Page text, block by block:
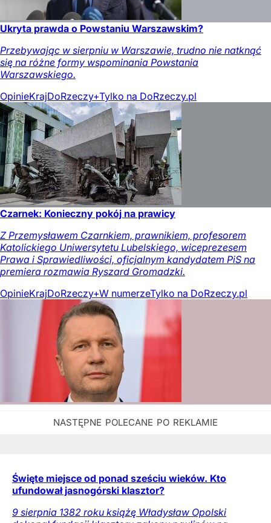
Ukryta prawda o Powstaniu Warszawskim?
Przebywając w sierpniu w Warszawie, trudno nie natknąć
się na różne formy wspominania Powstania
Warszawskiego.
OpinieKrajDoRzeczy+Tylko na DoRzeczy.pl
Czarnek: Konieczny pokój na prawicy
Z Przemysławem Czarnkiem, prawnikiem, profesorem
Katolickiego Uniwersytetu Lubelskiego, wiceprezesem
Prawa i Sprawiedliwości, oficjalnym kandydatem PiS na
premiera rozmawia Ryszard Gromadzki.
OpinieKrajDoRzeczy+W numerzeTylko na DoRzeczy.pl
Święte miejsce od ponad sześciu wieków. Kto
ufundował jasnogórski klasztor?
9 sierpnia 1382 roku książę Władysław Opolski